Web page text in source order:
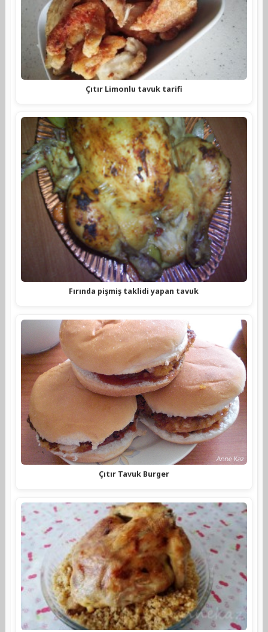
Çıtır Limonlu tavuk tarifi
Fırında pişmiş taklidi yapan tavuk
Çıtır Tavuk Burger